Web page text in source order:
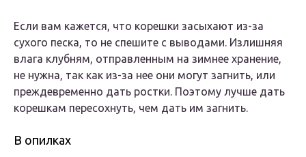
Если вам кажется, что корешки засыхают из-за
сухого песка, то не спешите с выводами. Излишняя
влага клубням, отправленным на зимнее хранение,
не нужна, так как из-за нее они могут загнить, или
преждевременно дать ростки. Поэтому лучше дать
корешкам пересохнуть, чем дать им загнить.
В опилках